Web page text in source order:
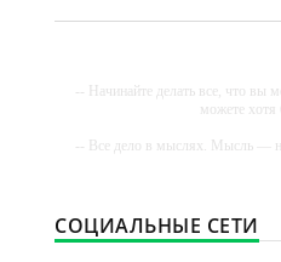
-- Начинайте делать все, что вы
можете хотя
-- Все дело в мыслях. Мысль —
-- Идите уверенно по
которую вы сами
СОЦИАЛЬНЫЕ СЕТИ